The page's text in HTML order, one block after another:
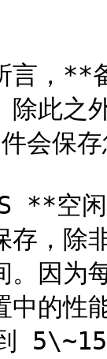
言，
除此
会保存
**空
存，除
。因为
中的性